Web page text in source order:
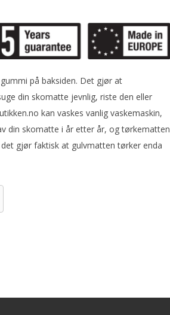
på baksiden. Det gjør at
din skomatte jevnlig, riste den eller
kan vaskes vanlig vaskemaskin,
din skomatte i år etter år, og tørkematten
gjør faktisk at gulvmatten tørker enda